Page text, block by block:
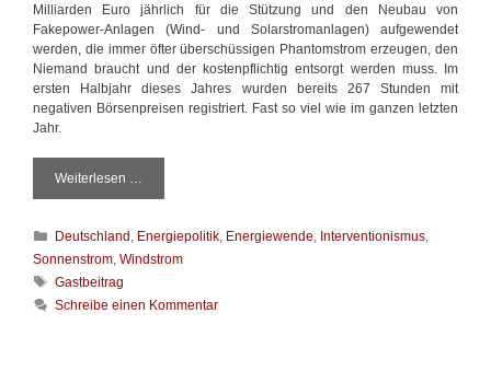
Milliarden Euro jährlich für die Stützung und den Neubau von
Fakepower-Anlagen (Wind- und Solarstromanlagen) aufgewendet
werden, die immer öfter überschüssigen Phantomstrom erzeugen, den
Niemand braucht und der kostenpflichtig entsorgt werden muss. Im
ersten Halbjahr dieses Jahres wurden bereits 267 Stunden mit
negativen Börsenpreisen registriert. Fast so viel wie im ganzen letzten
Jahr.
Weiterlesen …
n
r
g
K
a
t
g
Deutschland , Energiepolitik, Energiewende, Interventionismus,
Sonnenstrom, Windstrom
S
c
Gastbeitrag
Schreibe einen Kommentar